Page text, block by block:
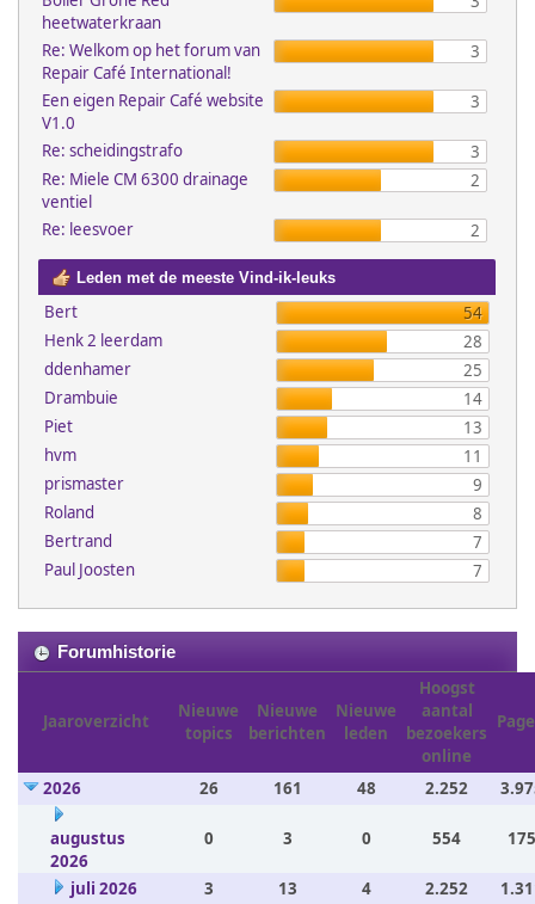
heetwaterkraan
Re: Welkom op het forum van
Repair Café International!
3
Een eigen Repair Café website
V1.0
3
Re: scheidingstrafo
3
Re: Miele CM 6300 drainage
ventiel
2
Re: leesvoer 2
Leden met de meeste Vind-ik-leuks
Bert
54
Henk 2 leerdam
28
ddenhamer
25
Drambuie
14
Piet
13
hvm
11
prismaster
9
Roland
8
Bertrand
7
Paul Joosten
7
Forumhistorie
Jaaroverzicht
Nieuwe
topics
Nieuwe
berichten
Nieuwe
leden
Hoogst
aantal
bezoekers
online
2026 26 161 48 2.252
augustus
2026
0 3 0 554
juli 2026 3 13 4 2.252